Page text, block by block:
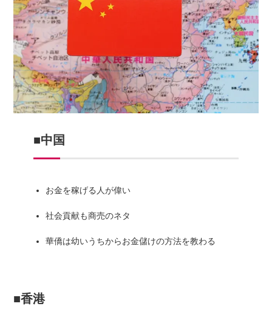
■中国
お金を稼げる人が偉い
社会貢献も商売のネタ
華僑は幼いうちからお金儲けの方法を教わる
■香港